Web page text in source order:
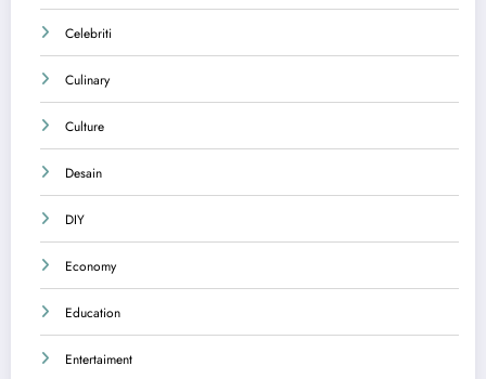
Celebriti
Culinary
Culture
Desain
DIY
Economy
Education
Entertaiment